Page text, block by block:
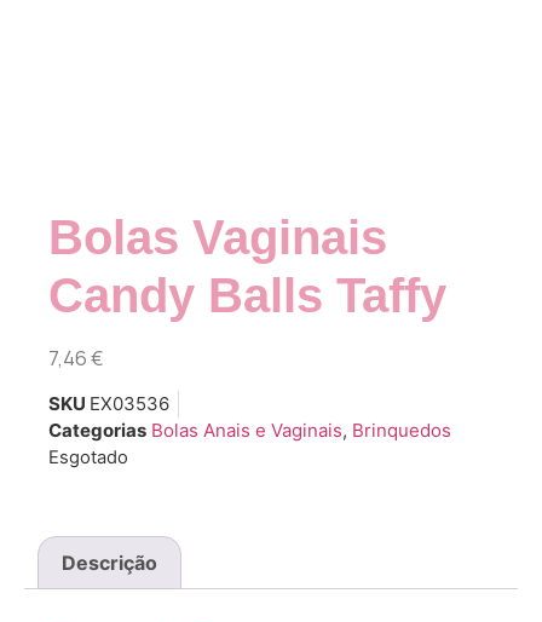
Bolas Vaginais
Candy Balls Taffy
7,46€
SKU EX03536
Categorias Bolas Anais e Vaginais, Brinquedos
Esgotado
Descrição